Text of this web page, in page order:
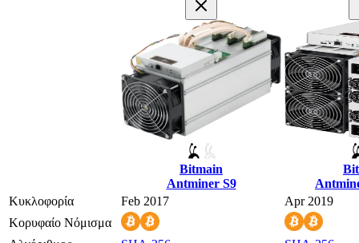
Bitmain
Antminer S9
Κυκλοφορία
Feb 2017
Apr 2019
Κορυφαίο Νόμισμα